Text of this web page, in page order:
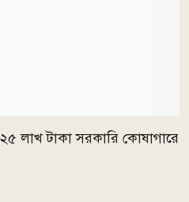
লাখ টাকা সরকারি কোষাগারে